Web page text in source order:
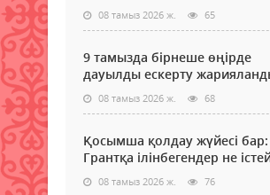
08 тамыз 2026 ж. 65
9 тамызда бірнеше өңірде
дауылды ескерту
08 тамыз 2026 ж. 68
Қосымша қолдау жүйесі бар:
Грантқа ілінбегендер не
08 тамыз 2026 ж. 76